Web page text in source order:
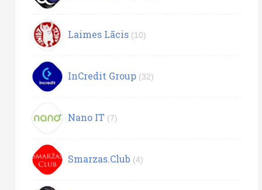
Laimes Lācis (10)
InCredit Group (32)
Nano IT (7)
Smarzas.Club (4)